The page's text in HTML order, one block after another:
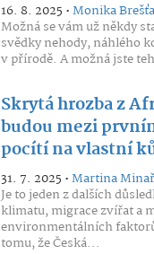
16. 8. 2025 •Monika
Možná se vám už někdy
svědky nehody, náhlého
v přírodě. A možná jste
Skrytá hrozba z
budou mezi
pocítí na vlastní
31. 7. 2025 •Martina
Je to jeden z dalších
klimatu, migrace zvířat a
environmentálních
tomu, že Česká...